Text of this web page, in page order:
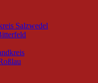
Salzwedel